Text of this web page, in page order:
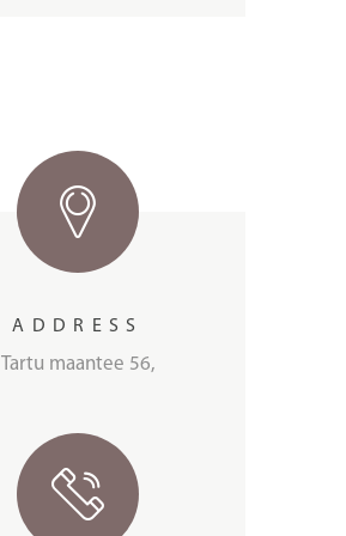
ADDRESS
Tartu maantee 56,